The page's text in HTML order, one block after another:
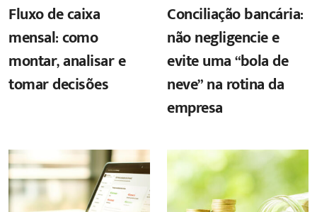
Fluxo de caixa
mensal: como
montar, analisar e
tomar decisões
Conciliação bancária:
não negligencie e
evite uma “bola de
neve” na rotina da
empresa